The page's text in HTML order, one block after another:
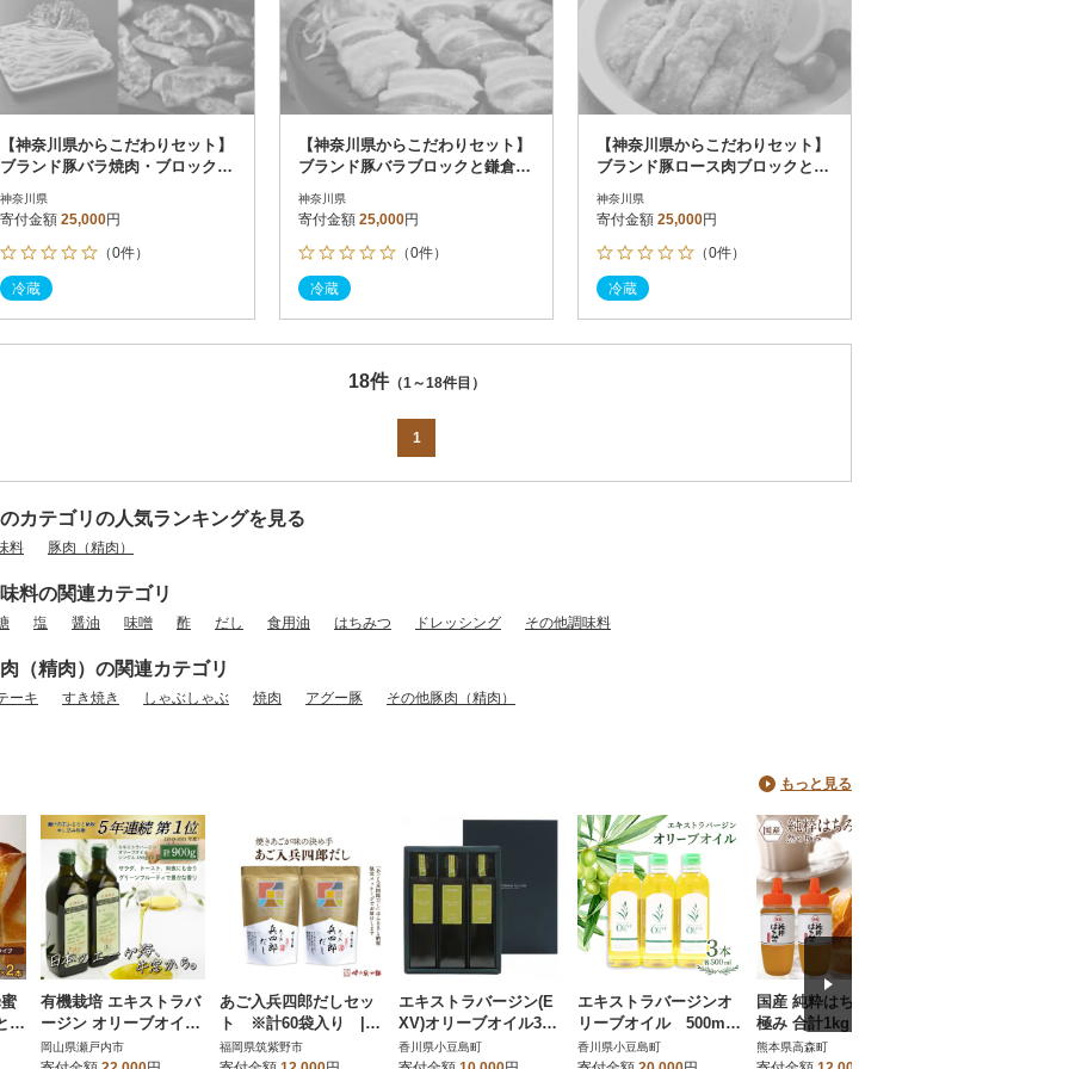
【神奈川県からこだわりセット】
ブランド豚バラ焼肉・ブロックと
口で配送】
神奈川県
寄付金額 25,000円
（0件）
冷蔵
【神奈川県からこだわりセット】
ブランド豚バラブロックと鎌倉野
送】
神奈川県
寄付金額 25,000円
（0件）
冷蔵
【神奈川県からこだわりセット】
ブランド豚ロース肉ブロックと鎌
で配送】
神奈川県
寄付金額 25,000円
（0件）
冷蔵
18件（1～18件目）
1
カテゴリの人気ランキングを見る
料 豚肉（精肉）
料の関連カテゴリ
塩 醤油 味噌 酢 だし 食用油 はちみつ ドレッシング その他調味料
（精肉）の関連カテゴリ
ーキ すき焼き しゃぶしゃぶ 焼肉 アグー豚 その他豚肉（精肉）
もっと見る
ん
有機栽培 エキストラバ
ージン オリーブオイル
シングル 2本セット[N
岡山県瀬戸内市
あご入兵四郎だしセッ
ト ※計60袋入り |
調味料 出汁 人気セット
福岡県筑紫野市
エキストラバージン(E
XV)オリーブオイル3本
入ギフト(150ml×3本入)
香川県小豆島町
エキストラバージンオ
リーブオイル 500ml×
3本
香川県小豆島町
国産 純粋はちみつ 然の
極み 合計1kg 500g×2
本 セット とんがり容器
熊本県高森町